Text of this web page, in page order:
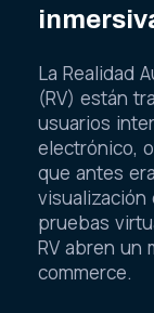
La Realidad
(RV) están
usuarios
electrónico,
que antes
visualización
pruebas
RV abren un
commerce.